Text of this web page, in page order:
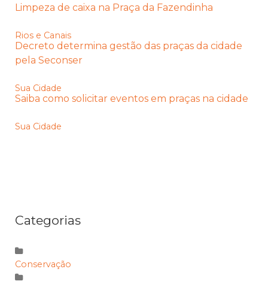
Limpeza de caixa na Praça da Fazendinha
Rios e Canais
Decreto determina gestão das praças da cidade
pela Seconser
Sua Cidade
Saiba como solicitar eventos em praças na cidade
Sua Cidade
Categorias
Conservação